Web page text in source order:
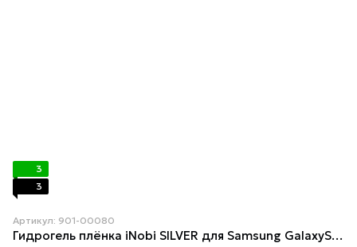
3
3
Артикул: 901-00080
Гидрогель плёнка iNobi SILVER для Samsung GalaxyS10Lite